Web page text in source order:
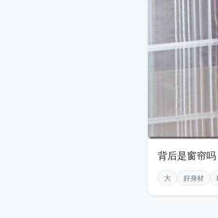
背后是窗帘吗
大 好身材